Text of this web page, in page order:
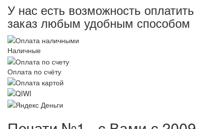
У нас есть возможность оплатить
заказ любым удобным способом
Наличные
Оплата по счёту